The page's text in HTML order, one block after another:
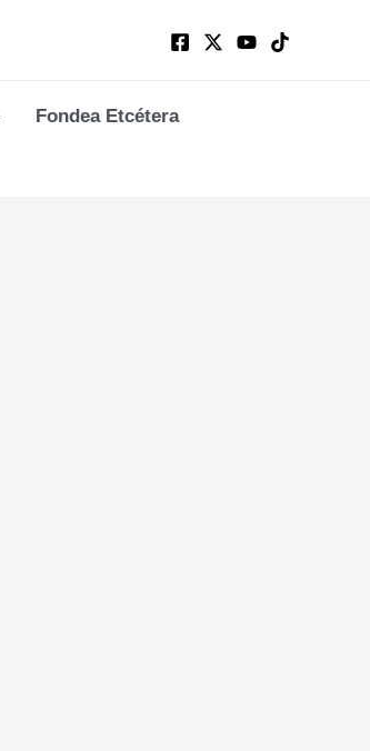
Fondea Etcétera